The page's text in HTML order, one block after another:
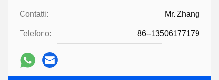
Contatti: Mr. Zhang
Telefono: 86--13506177179